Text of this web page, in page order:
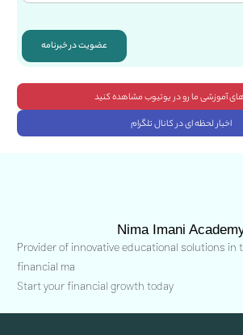
عضویت در خبرنامه
آموزشی ما رو در یوتیوب مشاهده کنید
اخبار لحظه ای در کانال تلگرام
Nima Imani
Provider of innovative educational solutions in
financial ma
Start your financial growth today